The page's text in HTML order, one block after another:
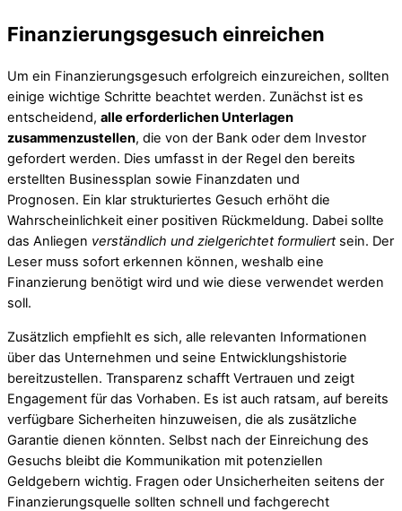
Finanzierungsgesuch einreichen
Um ein Finanzierungsgesuch erfolgreich einzureichen, sollten
einige wichtige Schritte beachtet werden. Zunächst ist es
entscheidend, alle erforderlichen Unterlagen
zusammenzustellen, die von der Bank oder dem Investor
gefordert werden. Dies umfasst in der Regel den bereits
erstellten Businessplan sowie Finanzdaten und
Prognosen. Ein klar strukturiertes Gesuch erhöht die
Wahrscheinlichkeit einer positiven Rückmeldung. Dabei sollte
das Anliegen verständlich und zielgerichtet formuliertsein. Der
Leser muss sofort erkennen können, weshalb eine
Finanzierung benötigt wird und wie diese verwendet werden
soll.
Zusätzlich empfiehlt es sich, alle relevanten Informationen
über das Unternehmen und seine Entwicklungshistorie
bereitzustellen. Transparenz schafft Vertrauen und zeigt
Engagement für das Vorhaben. Es ist auch ratsam, auf bereits
verfügbare Sicherheiten hinzuweisen, die als zusätzliche
Garantie dienen könnten. Selbst nach der Einreichung des
Gesuchs bleibt die Kommunikation mit potenziellen
Geldgebern wichtig. Fragen oder Unsicherheiten seitens der
Finanzierungsquelle sollten schnell und fachgerecht